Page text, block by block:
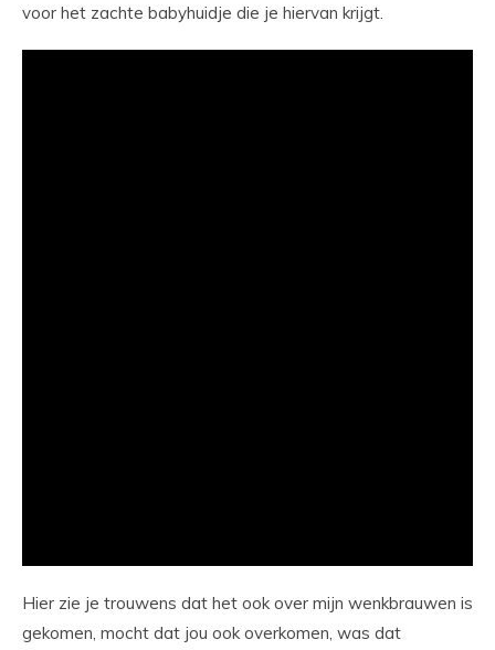
voor het zachte babyhuidje die je hiervan krijgt.
Hier zie je trouwens dat het ook over mijn wenkbrauwen is
gekomen, mocht dat jou ook overkomen, was dat